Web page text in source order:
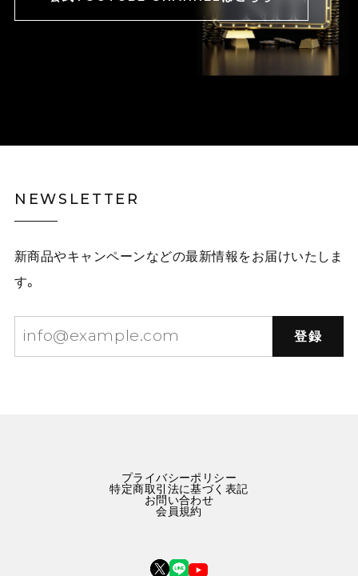
NEWSLETTER
新商品やキャンペーンなどの最新情報をお届けいたしま
す。
登録
プライバシーポリシー
特定商取引法に基づく表記
お問い合わせ
会員規約